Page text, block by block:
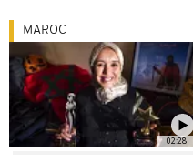
02:28
MAROC